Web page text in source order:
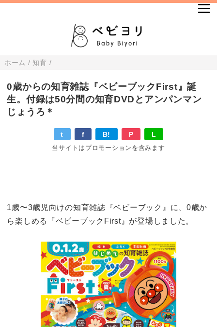
ホーム / 知育 /
0歳からの知育雑誌『ベビーブックFirst』誕
生。付録は50分間の知育DVDとアンパンマン
じょうろ＊
t f B! P L
当サイトはプロモーションを含みます
1歳〜3歳児向けの知育雑誌『ベビーブック』に、0歳か
ら楽しめる『ベビーブックFirst』が登場しました。